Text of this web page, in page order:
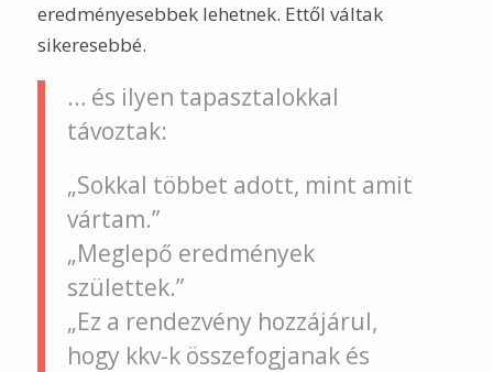
eredményesebbek lehetnek. Ettől váltak
sikeresebbé.
… és ilyen tapasztalokkal
távoztak:
„Sokkal többet adott, mint amit
vártam.”
„Meglepő eredmények
születtek.”
„Ez a rendezvény hozzájárul,
hogy kkv-k összefogjanak és